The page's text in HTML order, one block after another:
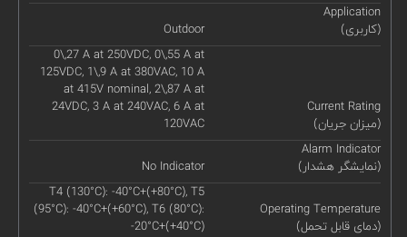
Application
(کاربری)
Outdoor
Current Rating
(میزان جریان)
0\,27 A at 250VDC, 0\,55 A at
125VDC, 1\,9 A at 380VAC, 10 A
at 415V nominal, 2\,87 A at
24VDC, 3 A at 240VAC, 6 A at
120VAC
Alarm Indicator
(نمایشگر هشدار)
No Indicator
Operating Temperature
(دمای قابل تحمل)
T4 (130°C): -40°C+(+80°C), T5
(95°C): -40°C+(+60°C), T6 (80°C):
-20°C+(+40°C)